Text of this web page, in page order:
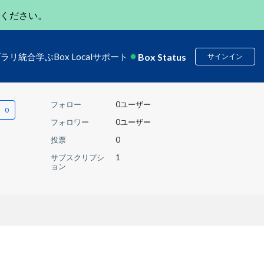
ださい。
リ 統合学ぶBox Localサポート Box Status サインイン
フォロー
0ユーザー
フォロワー
0ユーザー
投票
0
サブスクリプシ
ョン
1